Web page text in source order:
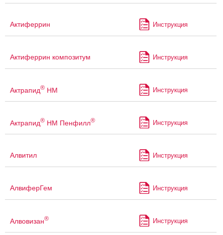
Актиферрин Инструкция
Актиферрин композитум Инструкция
Актрапид® НМ Инструкция
Актрапид® НМ Пенфилл® Инструкция
Алвитил Инструкция
АлвиферГем Инструкция
Алвовизан® Инструкция